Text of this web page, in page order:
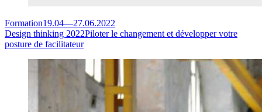
Formation19.04—27.06.2022
Design thinking 2022Piloter le changement et développer votre
posture de facilitateur